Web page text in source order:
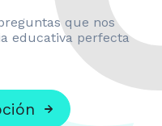
que nos
educativa perfecta